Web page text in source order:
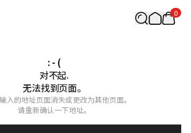
0
: - (
对不起.
无法找到页面。
入的地址页面消失或更改为其他页面。
请重新确认一下地址。